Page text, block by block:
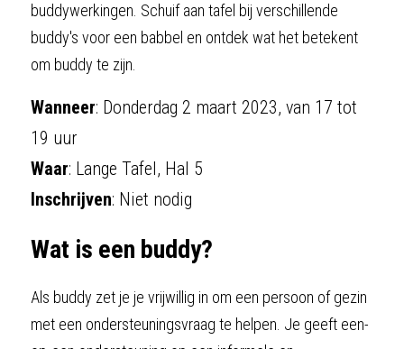
buddywerkingen. Schuif aan tafel bij verschillende
buddy's voor een babbel en ontdek wat het betekent
om buddy te zijn.
Wanneer: Donderdag 2 maart 2023, van 17 tot
19 uur
Waar: Lange Tafel, Hal 5
Inschrijven: Niet nodig
Wat is een buddy?
Als buddy zet je je vrijwillig in om een persoon of gezin
met een ondersteuningsvraag te helpen. Je geeft een-